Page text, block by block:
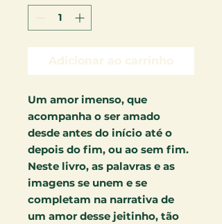
Adicionar ao carrinho
Um amor imenso, que
acompanha o ser amado
desde antes do início até o
depois do fim, ou ao sem fim.
Neste livro, as palavras e as
imagens se unem e se
completam na narrativa de
um amor desse jeitinho, tão